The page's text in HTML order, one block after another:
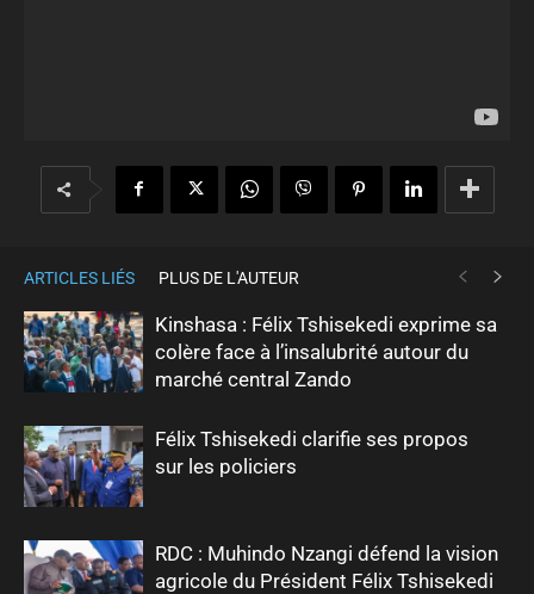
ARTICLES LIÉS PLUS DE L'AUTEUR
Kinshasa : Félix Tshisekedi exprime sa
colère face à l’insalubrité autour du
marché central Zando
Félix Tshisekedi clarifie ses propos
sur les policiers
RDC : Muhindo Nzangi défend la vision
agricole du Président Félix Tshisekedi